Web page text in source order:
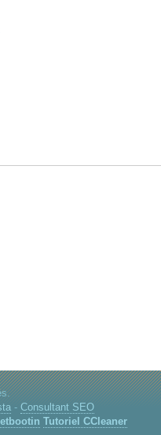
- Consultant SEO
Tutoriel CCleaner